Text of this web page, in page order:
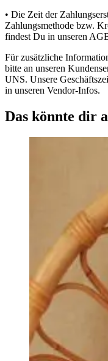
• Die Zeit der
Zahlungsmethode bzw.
findest Du in unseren
Für zusätzliche
bitte an unseren
UNS. Unsere
in unseren Vendor-Infos.
Das könnte dir